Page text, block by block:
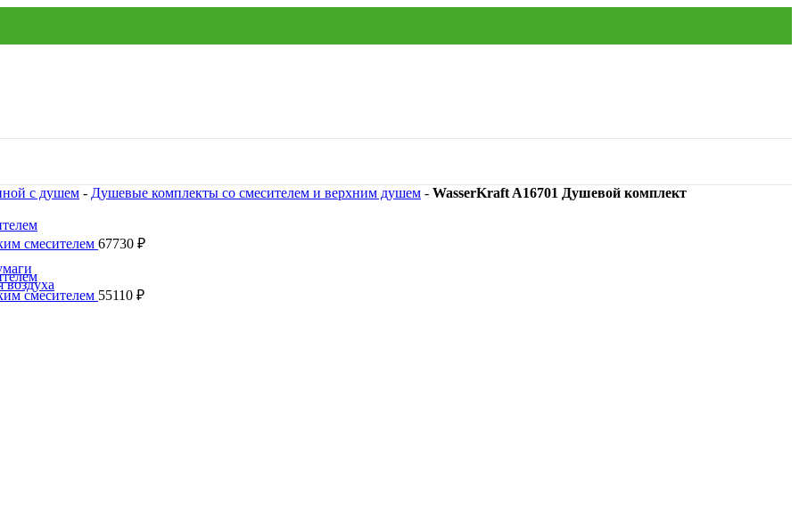
воздуха
с душем - Душевые комплекты со смесителем и верхним душем - WasserKraft A16701 Душевой комплект
смесителем 67730 ₽
смесителем 55110 ₽